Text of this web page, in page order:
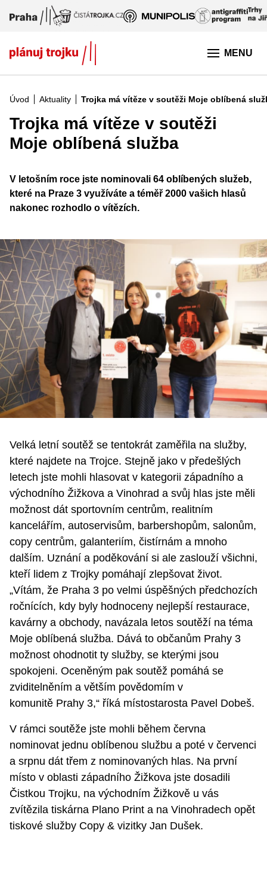
Přeskočit na hlavní obsah
MENU
Úvod Aktuality Trojka má vítěze v soutěži Moje oblíbená
Trojka má vítěze v soutěži
Moje oblíbená služba
V letošním roce jste nominovali 64 oblíbených služeb,
které na Praze 3 využíváte a téměř 2000 vašich hlasů
nakonec rozhodlo o vítězích.
Velká letní soutěž se tentokrát zaměřila na služby,
které najdete na Trojce. Stejně jako v předešlých
letech jste mohli hlasovat v kategorii západního a
východního Žižkova a Vinohrad a svůj hlas jste měli
možnost dát sportovním centrům, realitním
kancelářím, autoservisům, barbershopům, salonům,
copy centrům, galanteriím, čistírnám a mnoho
dalším. Uznání a poděkování si ale zaslouží všichni,
kteří lidem z Trojky pomáhají zlepšovat život.
„Vítám, že Praha 3 po velmi úspěšných předchozích
ročnících, kdy byly hodnoceny nejlepší restaurace,
kavárny a obchody, navázala letos soutěží na téma
Moje oblíbená služba. Dává to občanům Prahy 3
možnost ohodnotit ty služby, se kterými jsou
spokojeni. Oceněným pak soutěž pomáhá se
zviditelněním a větším povědomím v
komunitě Prahy 3,“ říká místostarosta Pavel Dobeš.
V rámci soutěže jste mohli během června
nominovat jednu oblíbenou službu a poté v červenci
a srpnu dát třem z nominovaných hlas. Na první
místo v oblasti západního Žižkova jste dosadili
Čistkou Trojku, na východním Žižkově u vás
zvítězila tiskárna Plano Print a na Vinohradech opět
tiskové služby Copy & vizitky Jan Dušek.